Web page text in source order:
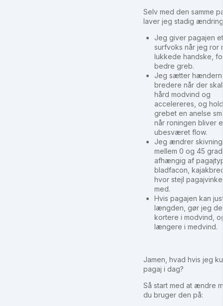
Selv med den samme
laver jeg stadig
Jeg giver pagajen
surfvoks når jeg ror
lukkede handske,
bedre greb.
Jeg sætter
bredere når der
hård modvind og
accelereres, og
grebet en anelse
når roningen bliver
ubesværet flow.
Jeg ændrer
mellem 0 og 45
afhængig af
bladfacon,
hvor stejl
med.
Hvis pagajen kan
længden, gør jeg
kortere i modvind,
længere i medvind.
Jamen, hvad hvis jeg
pagaj i dag?
Så start med at ændre
du bruger den på: